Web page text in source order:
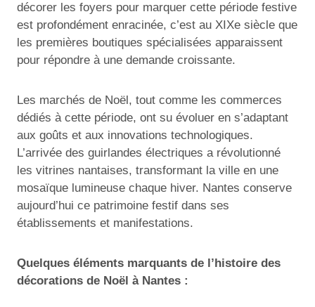
décorer les foyers pour marquer cette période festive
est profondément enracinée, c’est au XIXe siècle que
les premières boutiques spécialisées apparaissent
pour répondre à une demande croissante.
Les marchés de Noël, tout comme les commerces
dédiés à cette période, ont su évoluer en s’adaptant
aux goûts et aux innovations technologiques.
L’arrivée des guirlandes électriques a révolutionné
les vitrines nantaises, transformant la ville en une
mosaïque lumineuse chaque hiver. Nantes conserve
aujourd’hui ce patrimoine festif dans ses
établissements et manifestations.
Quelques éléments marquants de l’histoire des
décorations de Noël à Nantes :